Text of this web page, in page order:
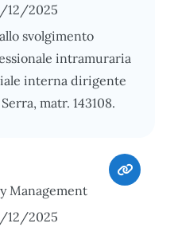
12/2025
svolgimento
intramuraria
interna dirigente
matr. 143108.
Management
12/2025